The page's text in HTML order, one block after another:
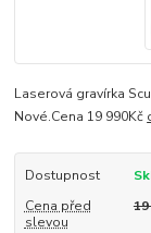
Laserová gravírka
Nové.Cena 19 990Kč
Dostupnost
Cena před
slevou
19